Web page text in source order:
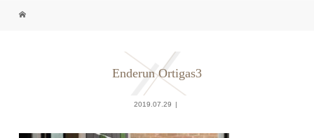
Enderun Ortigas3
2019.07.29